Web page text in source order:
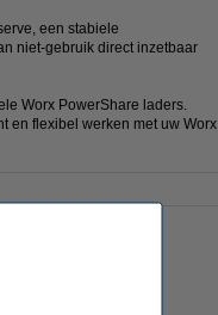
een stabiele
niet-gebruik direct inzetbaar
Worx PowerShare laders.
en flexibel werken met uw Worx